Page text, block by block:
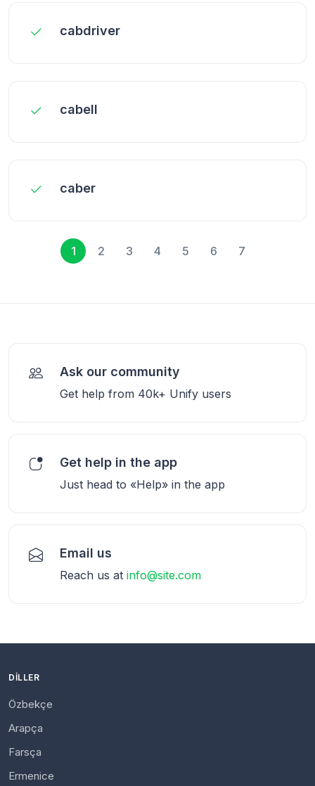
cabdriver
cabell
caber
1 2 3 4 5 6 7
Ask our community
Get help from 40k+ Unify users
Get help in the app
Just head to «Help» in the app
Email us
Reach us at info@site.com
DILLER
Özbekçe
Arapça
Farsça
Ermenice